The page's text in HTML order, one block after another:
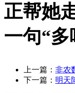
正帮她
一句“
上一篇： 非农
下一篇： 明天